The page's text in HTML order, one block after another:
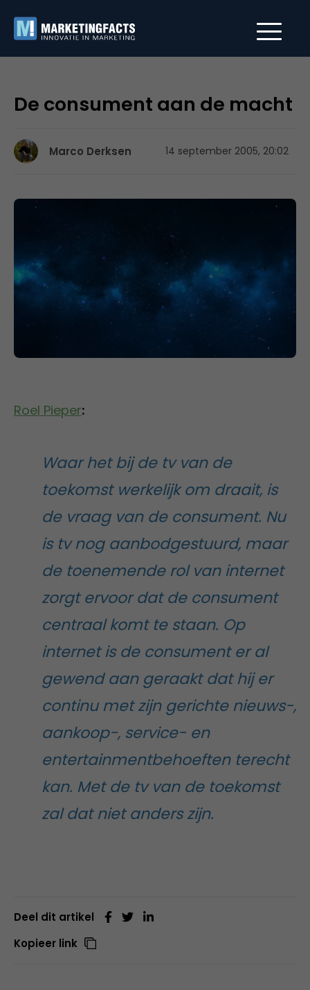
De consument aan de macht
Marco Derksen 14 september 2005, 20:02
Roel Pieper:
Waar het bij de tv van de
toekomst werkelijk om draait, is
de vraag van de consument. Nu
is tv nog aanbodgestuurd, maar
de toenemende rol van internet
zorgt ervoor dat de consument
centraal komt te staan. Op
internet is de consument er al
gewend aan geraakt dat hij er
continu met zijn gerichte nieuws-,
aankoop-, service- en
entertainmentbehoeften terecht
kan. Met de tv van de toekomst
zal dat niet anders zijn.
Deel dit artikel
Kopieer link